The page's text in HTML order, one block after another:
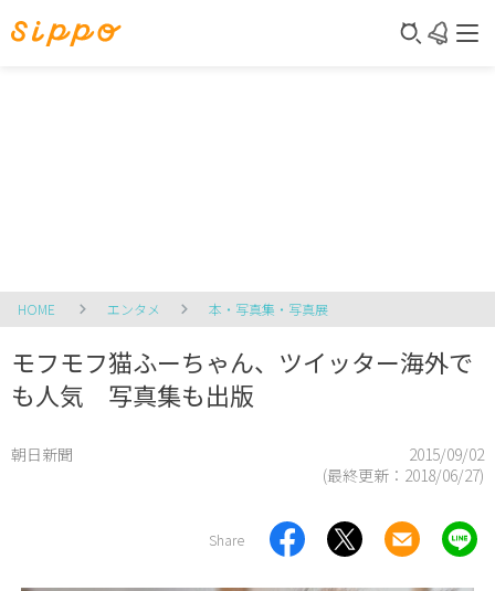
HOME エンタメ 本・写真集・写真展
モフモフ猫ふーちゃん、ツイッター海外で
も人気 写真集も出版
朝日新聞
2015/09/02
(最終更新： 2018/06/27)
Share